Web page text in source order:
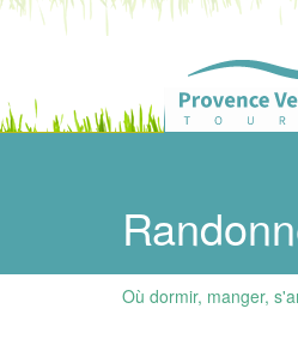
Où dormir, manger,